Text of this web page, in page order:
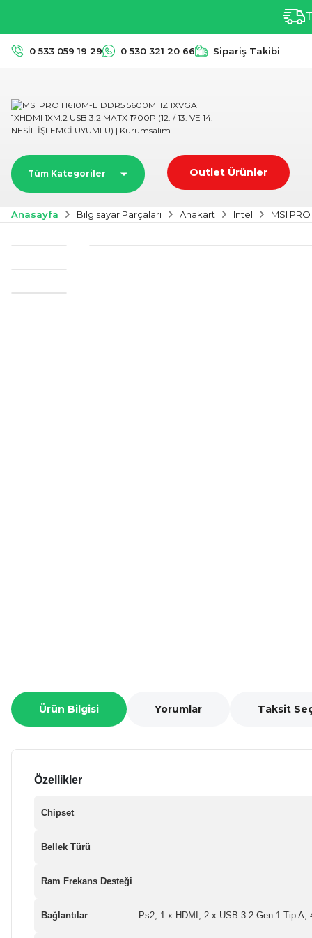
0 533 059 19 29 0 530 321 20 66 Sipariş Takibi
Tüm Kategoriler Outlet Ürünler
Anasayfa Bilgisayar Parçaları Anakart Intel MSI PRO
Ürün Bilgisi Yorumlar Taksit
Özellikler
Chipset
Bellek Türü
Ram Frekans Desteği
Bağlantılar Ps2, 1 x HDMI, 2 x USB 3.2 Gen 1 Tip